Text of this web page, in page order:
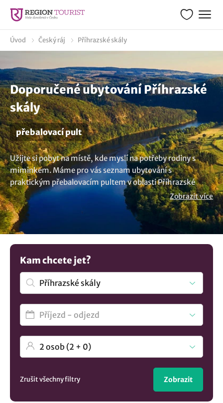
Úvod Český ráj Příhrazské skály
Doporučené ubytování Příhrazské
skály
přebalovací pult
Užijte si pobyt na místě, kde myslí na potřeby rodiny s
miminkem. Máme pro vás seznam ubytování s
praktickým přebalovacím pultem v oblasti Příhrazské
skály, kde si užijete pohodový pobyt se vším všudy.
Přebalovací pult je skvělým pomocníkem, který vám
usnadní péči o děti. Zarezervujte si dovolenou a přijďte si
odpočinout, kde se můžete spolehnout na kvalitní
vybavení pro vaši rodinu. Potřebujete více možností?
Prohlédněte si více ubytování v lokalitě Příhrazské skály
Zobrazit více
Kam chcete jet?
Zrušit všechny filtry Zobrazit